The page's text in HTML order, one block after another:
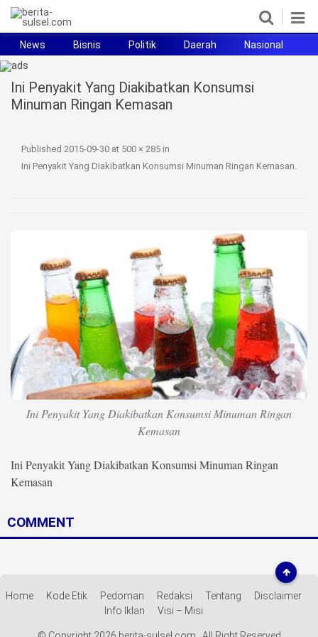
Home
News
Pendidikan
Hukum
Sport
Life Style
Profil
Opini
Video
Disclaimer
News Bisnis Politik Daerah Nasional
Ini Penyakit Yang Diakibatkan Konsumsi
Minuman Ringan Kemasan
Published 2015-09-30 at 500 × 285 in
Ini Penyakit Yang Diakibatkan Konsumsi Minuman Ringan Kemasan.
Ini Penyakit Yang Diakibatkan Konsumsi Minuman Ringan
Kemasan
Ini Penyakit Yang Diakibatkan Konsumsi Minuman Ringan
Kemasan
COMMENT
Home Kode Etik Pedoman Redaksi Tentang
Disclaimer
Info Iklan
Visi – Misi